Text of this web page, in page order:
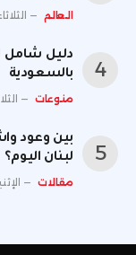
العالم الثلاثاء 21 يوليو
دليل شامل
بالسعودية
منوعات الثلاثاء 21
بين وعود
لبنان اليوم؟
مقالات الإثنين 20